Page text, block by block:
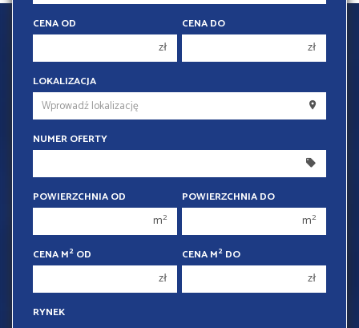
CENA OD
zł
200 000 zł
250 000 zł
300 000 zł
400 000 zł
CENA DO
zł
200 000 zł
250 000 zł
400 000 zł
LOKALIZACJA
NUMER OFERTY
POWIERZCHNIA OD
m2
POWIERZCHNIA DO
m2
CENA M2 OD
zł
CENA M2 DO
zł
RYNEK
NAPISZ DO NAS
TELEFON KOMÓRKOWY
E-MAIL
KOD ZABEZPIECZAJĄCY